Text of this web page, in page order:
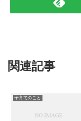
関連記事
子育てのこと